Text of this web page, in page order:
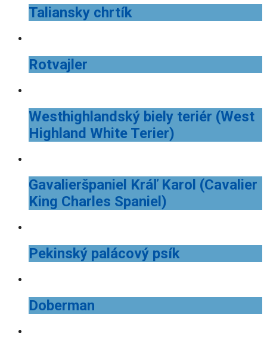
Taliansky chrtík
Rotvajler
Westhighlandský biely teriér (West
Highland White Terier)
Gavalieršpaniel Kráľ Karol (Cavalier
King Charles Spaniel)
Pekinský palácový psík
Doberman